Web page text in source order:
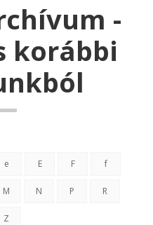
-
korábbi
e E F f
M N P R
Z